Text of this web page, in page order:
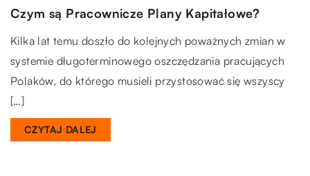
Czym są Pracownicze Plany Kapitałowe?
Kilka lat temu doszło do kolejnych poważnych zmian w
systemie długoterminowego oszczędzania pracujących
Polaków, do którego musieli przystosować się wszyscy
[…]
CZYTAJ DALEJ